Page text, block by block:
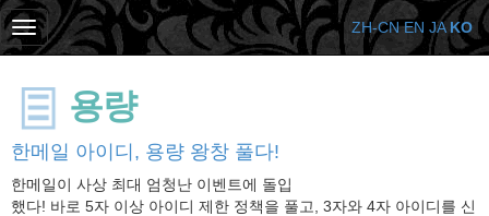
용량
한메일 아이디, 용량 왕창 풀다!
한메일이 사상 최대 엄청난 이벤트에 돌입
했다! 바로 5자 이상 아이디 제한 정책을 풀고, 3자와 4자 아이디를 신
ZH-CN EN JA KO